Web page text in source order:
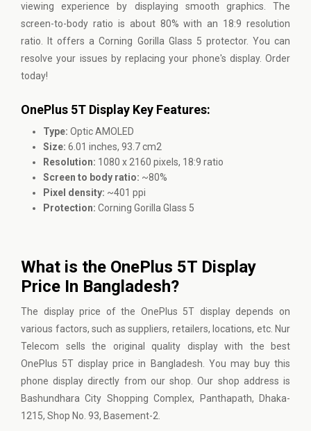
viewing experience by displaying smooth graphics. The
screen-to-body ratio is about 80% with an 18:9 resolution
ratio. It offers a Corning Gorilla Glass 5 protector. You can
resolve your issues by replacing your phone's display. Order
today!
OnePlus 5T Display Key Features:
Type: Optic AMOLED
Size: 6.01 inches, 93.7 cm2
Resolution: 1080 x 2160 pixels, 18:9 ratio
Screen to body ratio: ~80%
Pixel density: ~401 ppi
Protection: Corning Gorilla Glass 5
What is the OnePlus 5T Display
Price In Bangladesh?
The display price of the OnePlus 5T display depends on
various factors, such as suppliers, retailers, locations, etc. Nur
Telecom sells the original quality display with the best
OnePlus 5T display price in Bangladesh. You may buy this
phone display directly from our shop. Our shop address is
Bashundhara City Shopping Complex, Panthapath, Dhaka-
1215, Shop No. 93, Basement-2.